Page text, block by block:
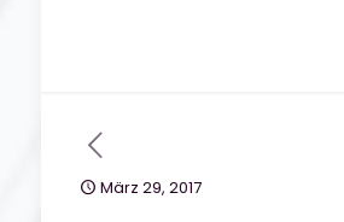
März 29, 2017